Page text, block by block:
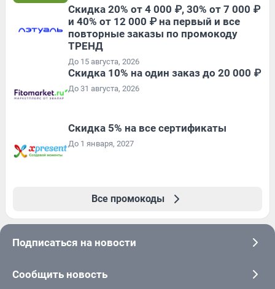
Скидка 20% от 4 000 ₽, 30% от 7 000 ₽
и 40% от 12 000 ₽ на первый и все
повторные заказы по промокоду
ТРЕНД
До 15 августа, 2026
Скидка 10% на один заказ до 20 000 ₽
До 31 августа, 2026
Скидка 5% на все сертификаты
До 1 января, 2027
Все промокоды
Подписаться на новости
Сообщить новость